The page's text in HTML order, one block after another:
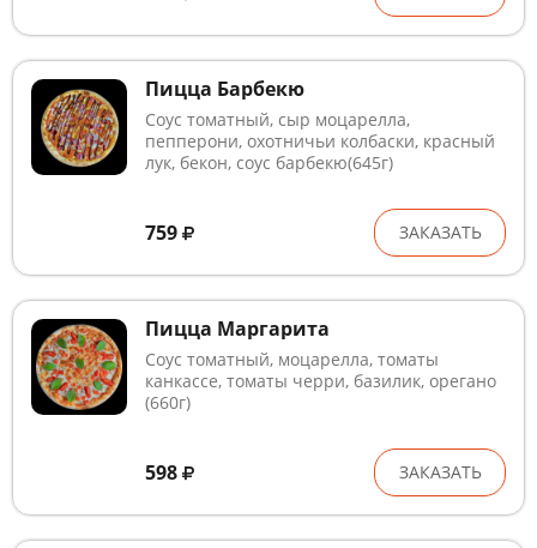
Пицца Барбекю
Соус томатный, сыр моцарелла,
пепперони, охотничьи колбаски, красный
лук, бекон, соус барбекю(645г)
759 ЗАКАЗАТЬ
Пицца Маргарита
Соус томатный, моцарелла, томаты
канкассе, томаты черри, базилик, орегано
(660г)
598 ЗАКАЗАТЬ